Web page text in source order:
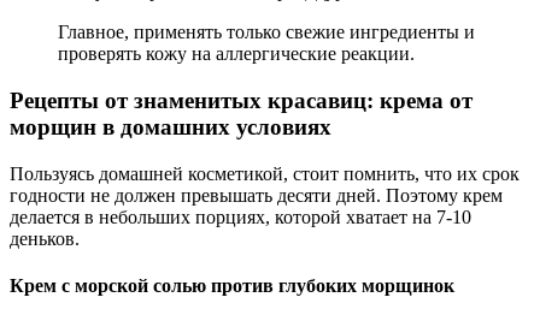
Главное, применять только свежие ингредиенты и
проверять кожу на аллергические реакции.
Рецепты от знаменитых красавиц: крема от
морщин в домашних условиях
Пользуясь домашней косметикой, стоит помнить, что их срок
годности не должен превышать десяти дней. Поэтому крем
делается в небольших порциях, которой хватает на 7-10
деньков.
Крем с морской солью против глубоких морщинок